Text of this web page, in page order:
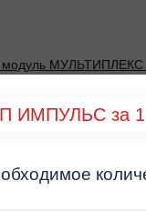
ИМПУЛЬС за 1